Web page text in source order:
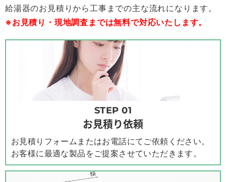
給湯器のお見積りから工事までの主な流れになります。
※お見積り・現地調査までは無料で対応いたします。
STEP 01
お見積り依頼
お見積りフォームまたはお電話にてご依頼ください。
お客様に最適な製品をご提案させていただきます。